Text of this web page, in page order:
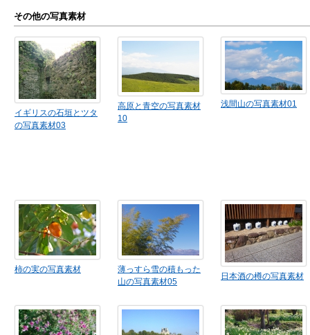
その他の写真素材
イギリスの石垣とツタ
の写真素材03
高原と青空の写真素材
10
浅間山の写真素材01
柿の実の写真素材
薄っすら雪の積もった
山の写真素材05
日本酒の樽の写真素材